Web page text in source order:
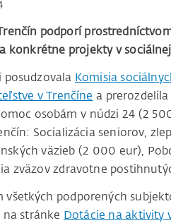
podporí
konkrétne projekty v
posudzovala Komisia
v Trenčíne a
osobám v núdzi 24 (2
Socializácia seniorov,
väzieb (2 000 eur),
zväzov zdravotne
všetkých podporených
na stránke Dotácie na aktivity